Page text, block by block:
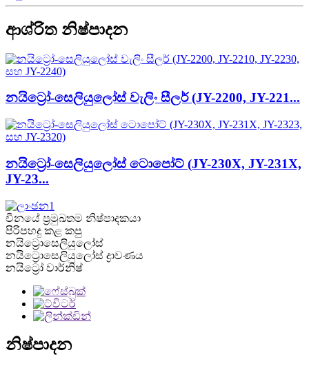
ආශ්රිත නිෂ්පාදන
නයිට්‍රෝ-සෙලියුලෝස් වැලිං සීලර් (JY-2200, JY-221...
නයිට්‍රෝ-සෙලියුලෝස් ටොපෝට් (JY-230X, JY-231X,
JY-23...
චීනයේ ප්‍රමුඛතම නිෂ්පාදකයා
පිරිපහදු කළ කපු
නයිට්‍රොසෙලියුලෝස්
නයිට්‍රොසෙලියුලෝස් ද්‍රාවණය
නයිට්‍රෝ වාර්නිෂ්
නිෂ්පාදන